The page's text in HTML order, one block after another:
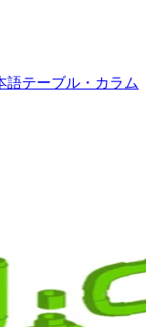
テーブル・カラム